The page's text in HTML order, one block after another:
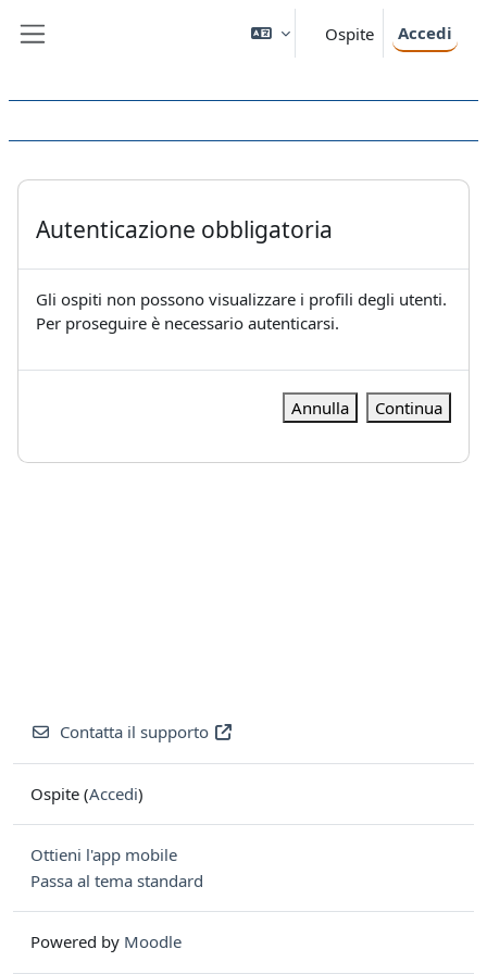
Ospite Accedi
Autenticazione obbligatoria
Gli ospiti non possono visualizzare i profili degli utenti.
Per proseguire è necessario autenticarsi.
Annulla Continua
Contatta il supporto
Ospite (Accedi)
Ottieni l'app mobile
Passa al tema standard
Powered by Moodle